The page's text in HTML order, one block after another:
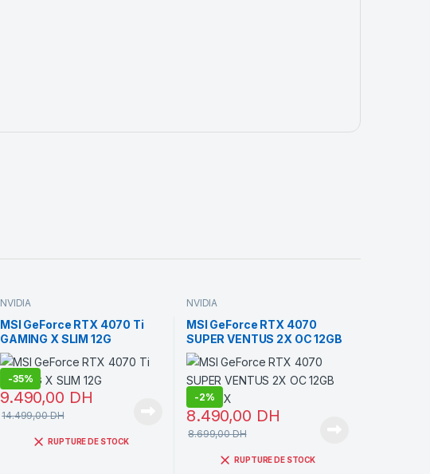
NVIDIA
MSI GeForce RTX 4070 Ti
GAMING X SLIM 12G
-35%
9.490,00 DH
14.499,00DH
RUPTURE DE STOCK
NVIDIA
MSI GeForce RTX 4070
SUPER VENTUS 2X OC 12GB
GDDR6X
-2%
8.490,00 DH
8.699,00DH
RUPTURE DE STOCK